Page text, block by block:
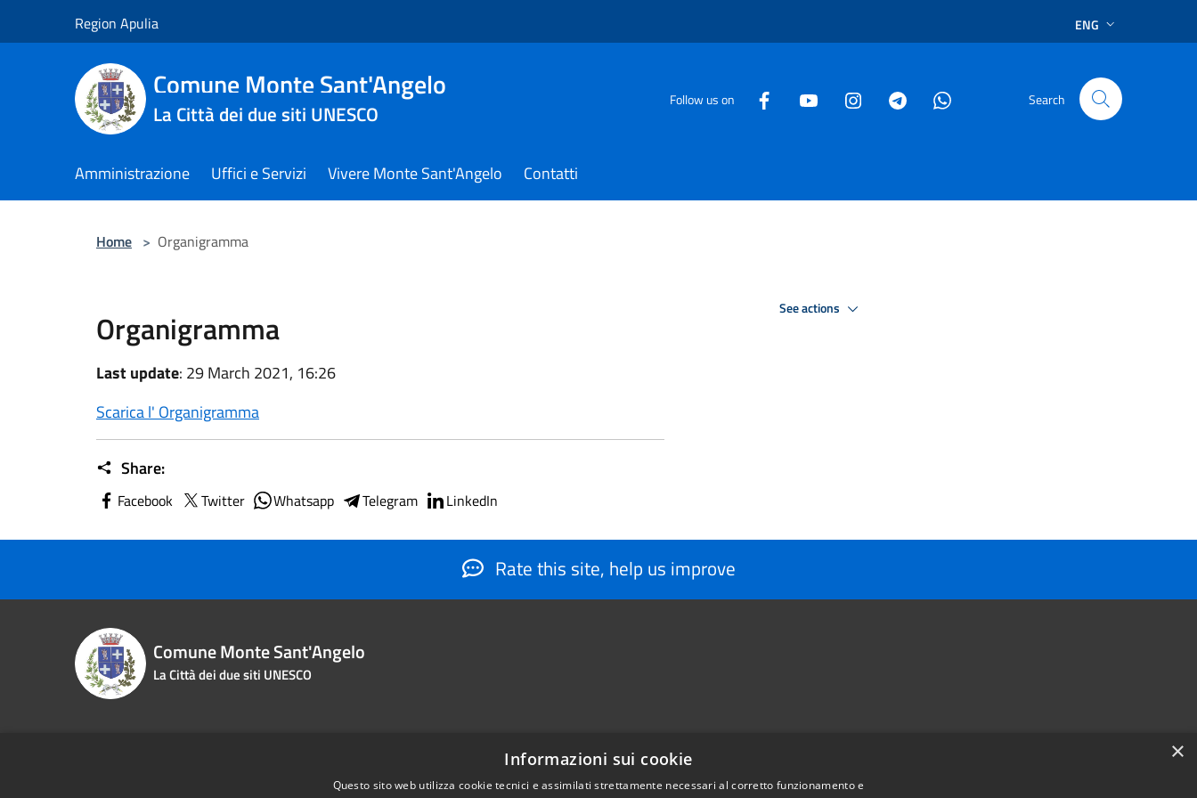
Region Apulia ENG
Comune Monte Sant'Angelo
La Città dei due siti UNESCO
Follow us on Search
Amministrazione Uffici e Servizi Vivere Monte Sant'Angelo Contatti
Home > Organigramma
Organigramma
Last update: 29 March 2021, 16:26
Scarica l' Organigramma
Share:
Facebook Twitter Whatsapp Telegram LinkedIn
See actions
Rate this site, help us improve
Comune Monte Sant'Angelo
La Città dei due siti UNESCO
×
Informazioni sui cookie
Questo sito web utilizza cookie tecnici e assimilati strettamente necessari al corretto funzionamento e